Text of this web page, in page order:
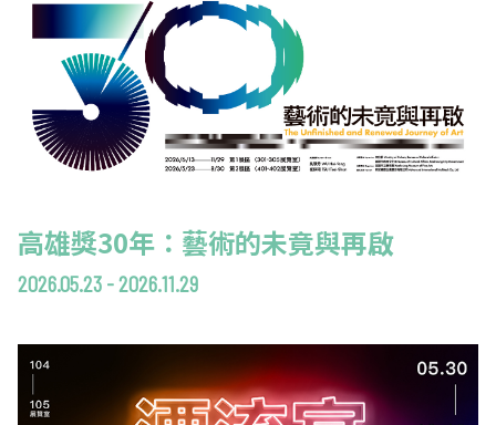
高雄獎30年：藝術的未竟與再啟
2026.05.23 - 2026.11.29